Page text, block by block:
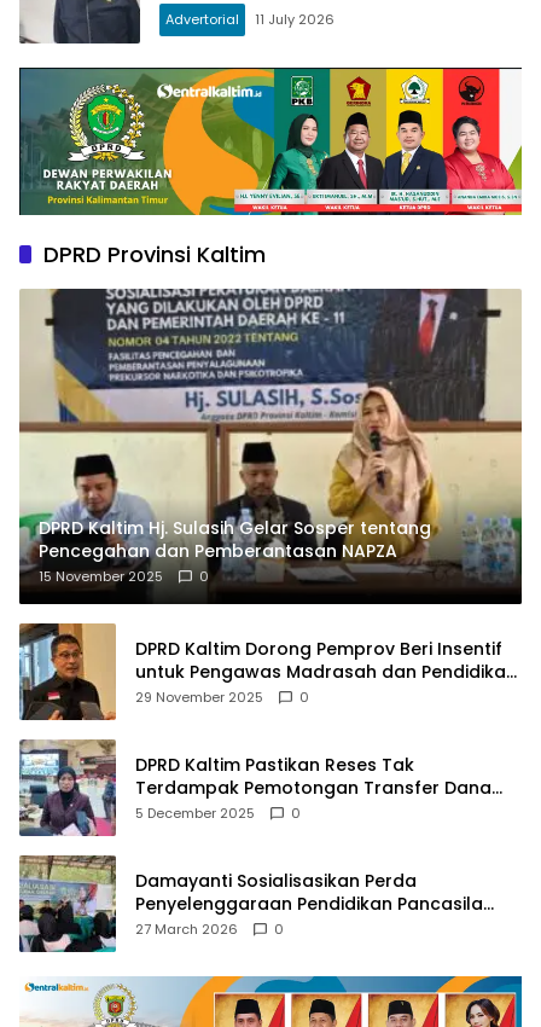
Advertorial 11 July 2026
DPRD Provinsi Kaltim
DPRD Kaltim Hj. Sulasih Gelar Sosper tentang
Pencegahan dan Pemberantasan NAPZA
15 November 2025 0
DPRD Kaltim Dorong Pemprov Beri Insentif
untuk Pengawas Madrasah dan Pendidikan
Agama
29 November 2025 0
DPRD Kaltim Pastikan Reses Tak
Terdampak Pemotongan Transfer Dana
Pusat
5 December 2025 0
Damayanti Sosialisasikan Perda
Penyelenggaraan Pendidikan Pancasila
dan Wawasan Kebangsaan
27 March 2026 0